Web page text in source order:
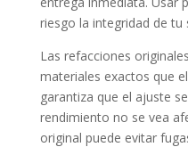
riesgo la integridad de tu
Las refacciones
materiales exactos que
garantiza que el ajuste
rendimiento no se vea
original puede evitar